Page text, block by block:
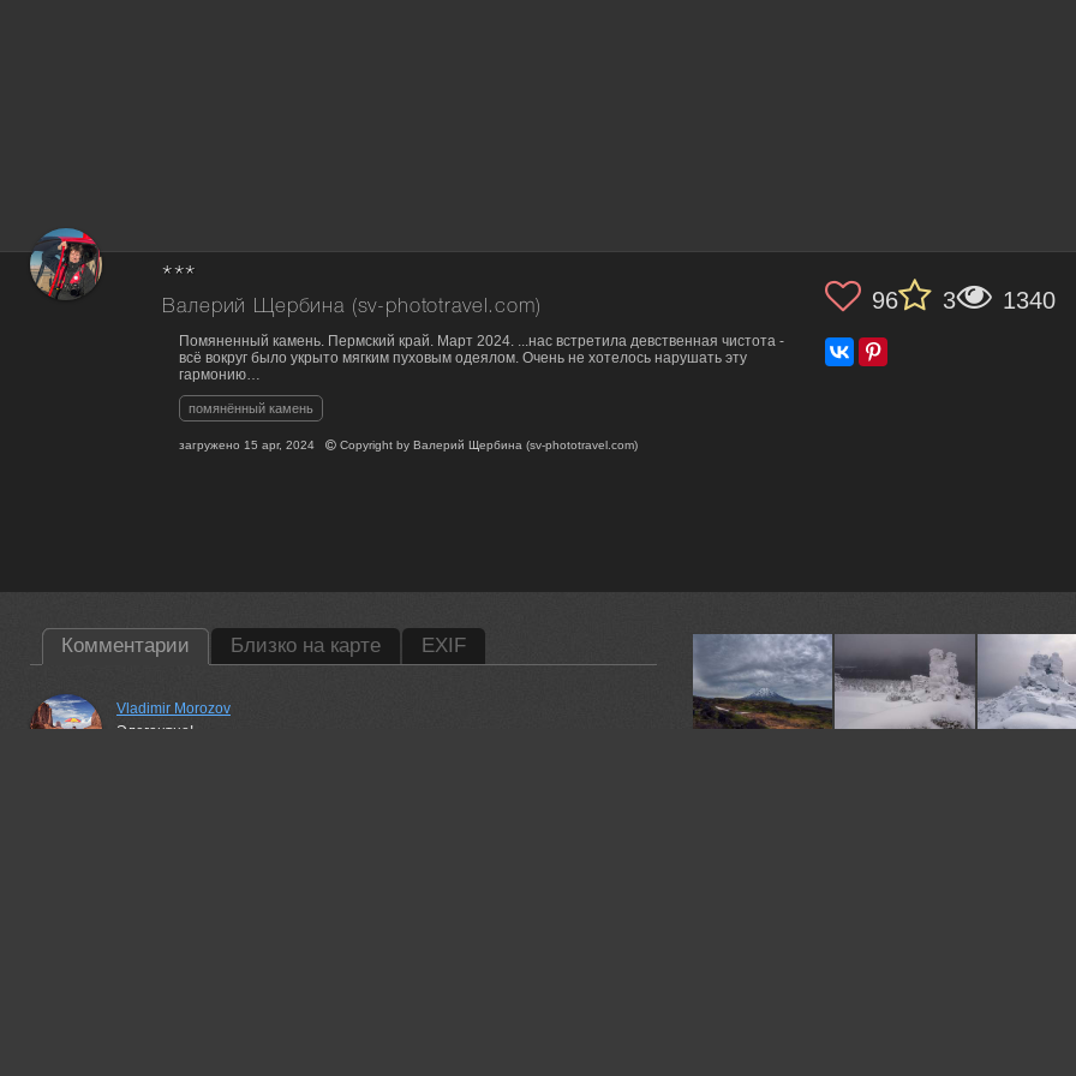
***
Валерий Щербина (sv-phototravel.com)
Помяненный камень. Пермский край. Март 2024. ...нас встретила девственная чистота -
всё вокруг было укрыто мягким пуховым одеялом. Очень не хотелось нарушать эту
гармонию…
помянённый камень
загружено 15 apr, 2024 Copyright byВалерий Щербина (sv-phototravel.com)
96 3 1340
Комментарии Близко на карте EXIF
Vladimir Morozov
Элегантно!